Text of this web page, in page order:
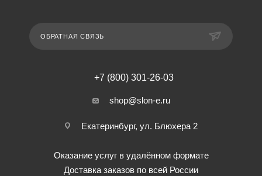
ОБРАТНАЯ СВЯЗЬ
+7 (800) 301-26-03
shop@slon-e.ru
Екатеринбург, ул. Блюхера 2
Оказание услуг в удалённом формате
Доставка заказов по всей России